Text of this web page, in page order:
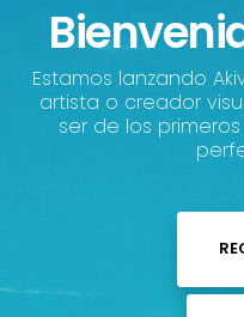
Estamos lanzando
artista o creador
ser de los